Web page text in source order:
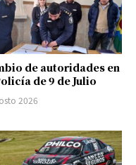
de autoridades en
de 9 de Julio
2026